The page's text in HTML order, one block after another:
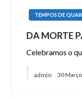
TEMPOS DE
DA MORTE
Celebramos o
admin 30